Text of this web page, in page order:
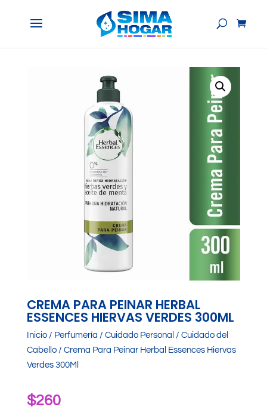
CREMA PARA PEINAR HERBAL
ESSENCES HIERVAS VERDES 300ML
Inicio/ Perfumería / Cuidado Personal / Cuidado del
Cabello/ Crema Para Peinar Herbal Essences Hiervas
Verdes 300Ml
$260